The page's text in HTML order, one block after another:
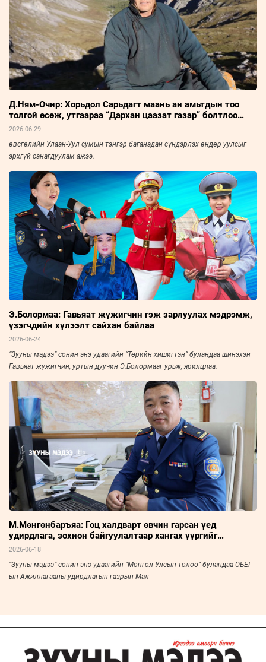
Д.Ням-Очир: Хорьдол Сарьдагт маань ан амьтдын тоо
толгой өсөж, утгаараа “Дархан цаазат газар” болтлоо
хөгжсөнд сэтгэл бахдаж явдаг
2026-06-29
өвсгөлийн Улаан-Уул сумын тэнгэр баганадан сүндэрлэх өндөр уулсыг
эрхгүй санагдуулам ажээ.
Э.Болормаа: Гавьяат жүжигчин гэж зарлуулах мэдрэмж,
үзэгчдийн хүлээлт сайхан байлаа
2026-06-24
“Зууны мэдээ” сонин энэ удаагийн “Төрийн хишигтэн” буландаа шинэхэн
Гавьяат жүжигчин, уртын дуучин Э.Болормааг урьж, ярилцлаа.
М.Мөнгөнбаръяа: Гоц халдварт өвчин гарсан үед
удирдлага, зохион байгуулалтаар хангах үүргийг
хэрэгжүүлдэг
2026-06-18
“Зууны мэдээ” сонин энэ удаагийн “Монгол Улсын төлөө” буландаа ОБЕГ-
ын Ажиллагааны удирдлагын газрын Мал